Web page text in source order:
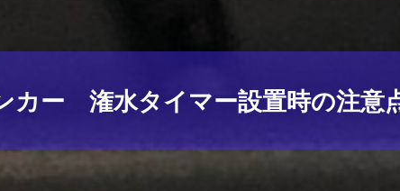
ー 潅水タイマー設置時の注意